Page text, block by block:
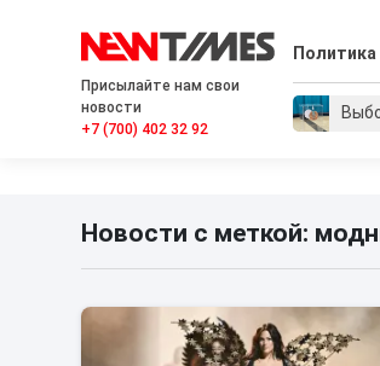
Присылайте нам свои
новости
+7 (700) 402 32 92
Политика
Новости с меткой: